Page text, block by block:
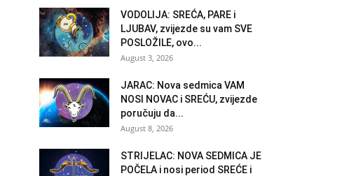
VODOLIJA: SREĆA, PARE i
LJUBAV, zvijezde su vam SVE
POSLOŽILE, ovo...
August 3, 2026
JARAC: Nova sedmica VAM
NOSI NOVAC i SREĆU, zvijezde
poručuju da...
August 8, 2026
STRIJELAC: NOVA SEDMICA JE
POČELA i nosi period SREĆE i